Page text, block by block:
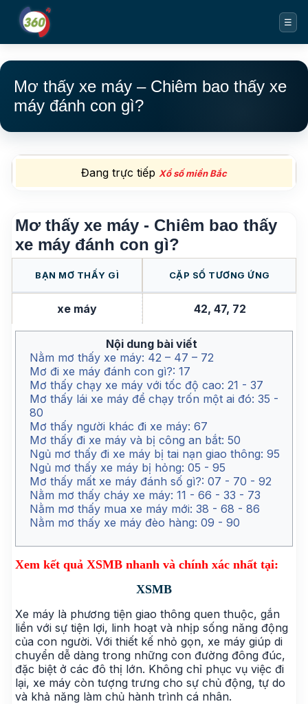
☰
Mơ thấy xe máy – Chiêm bao thấy xe
máy đánh con gì?
Đang trực tiếp Xổ số miền Bắc
Mơ thấy xe máy - Chiêm bao thấy
xe máy đánh con gì?
BẠN MƠ THẤY GÌ CẶP SỐ TƯƠNG ỨNG
xe máy 42, 47, 72
Nội dung bài viết
Nằm mơ thấy xe máy: 42 – 47 – 72
Mơ đi xe máy đánh con gì?: 17
Mơ thấy chạy xe máy với tốc độ cao: 21 - 37
Mơ thấy lái xe máy để chạy trốn một ai đó: 35 -
80
Mơ thấy người khác đi xe máy: 67
Mơ thấy đi xe máy và bị công an bắt: 50
Ngủ mơ thấy đi xe máy bị tai nạn giao thông: 95
Ngủ mơ thấy xe máy bị hỏng: 05 - 95
Mơ thấy mất xe máy đánh số gì?: 07 - 70 - 92
Nằm mơ thấy cháy xe máy: 11 - 66 - 33 - 73
Nằm mơ thấy mua xe máy mới: 38 - 68 - 86
Nằm mơ thấy xe máy đèo hàng: 09 - 90
Xem kết quả XSMB nhanh và chính xác nhất tại:
XSMB
Xe máy là phương tiện giao thông quen thuộc, gắn
liền với sự tiện lợi, linh hoạt và nhịp sống năng động
của con người. Với thiết kế nhỏ gọn, xe máy giúp di
chuyển dễ dàng trong những con đường đông đúc,
đặc biệt ở các đô thị lớn. Không chỉ phục vụ việc đi
lại, xe máy còn tượng trưng cho sự chủ động, tự do
và khả năng làm chủ hành trình cá nhân.